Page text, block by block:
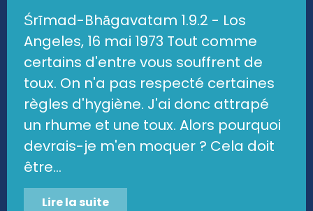
Śrīmad-Bhāgavatam 1.9.2 - Los
Angeles, 16 mai 1973 Tout comme
certains d'entre vous souffrent de
toux. On n'a pas respecté certaines
règles d'hygiène. J'ai donc attrapé
un rhume et une toux. Alors pourquoi
devrais-je m'en moquer ? Cela doit
être...
Lire la suite